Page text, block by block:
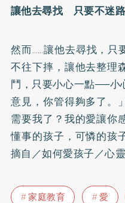
讓他去尋找 只要不迷路
然而……讓他去尋找，只
不往下摔，讓他去整理
鬥，只要小心一點──小
意見，你管得夠多了。
需要我了？我的愛讓你
懂事的孩子，可憐的孩
摘自／如何愛孩子／心靈
家庭教育 愛